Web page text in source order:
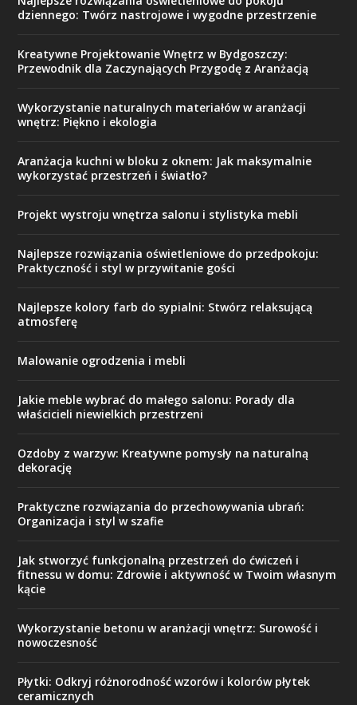
dziennego: Twórz nastrojowe i wygodne przestrzenie
Kreatywne Projektowanie Wnętrz w Bydgoszczy:
Przewodnik dla Zaczynających Przygodę z Aranżacją
Wykorzystanie naturalnych materiałów w aranżacji
wnętrz: Piękno i ekologia
Aranżacja kuchni w bloku z oknem: Jak maksymalnie
wykorzystać przestrzeń i światło?
Projekt wystroju wnętrza salonu i stylistyka mebli
Najlepsze rozwiązania oświetleniowe do przedpokoju:
Praktyczność i styl w przywitanie gości
Najlepsze kolory farb do sypialni: Stwórz relaksującą
atmosferę
Malowanie ogrodzenia i mebli
Jakie meble wybrać do małego salonu: Porady dla
właścicieli niewielkich przestrzeni
Ozdoby z warzyw: Kreatywne pomysły na naturalną
dekorację
Praktyczne rozwiązania do przechowywania ubrań:
Organizacja i styl w szafie
Jak stworzyć funkcjonalną przestrzeń do ćwiczeń i
fitnessu w domu: Zdrowie i aktywność w Twoim własnym
kącie
Wykorzystanie betonu w aranżacji wnętrz: Surowość i
nowoczesność
Płytki: Odkryj różnorodność wzorów i kolorów płytek
ceramicznych